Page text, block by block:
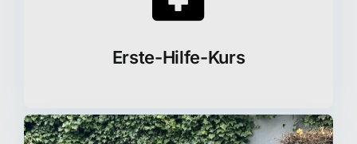
Erste-Hilfe-Kurs